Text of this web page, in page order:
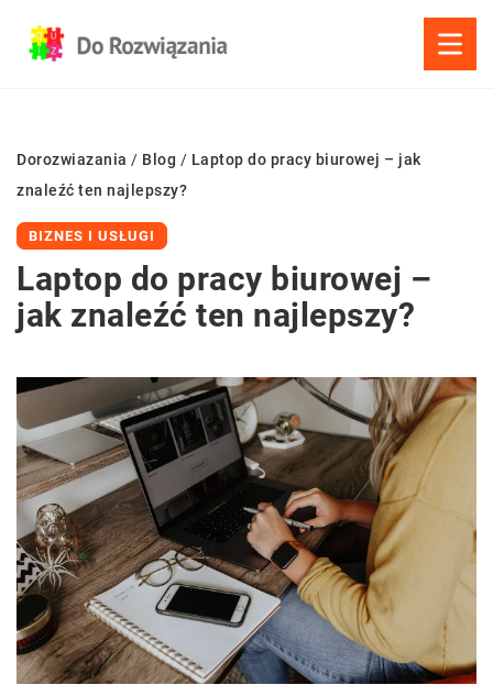
Dorozwiazania / Blog / Laptop do pracy biurowej – jak
znaleźć ten najlepszy?
BIZNES I USŁUGI
Laptop do pracy biurowej –
jak znaleźć ten najlepszy?